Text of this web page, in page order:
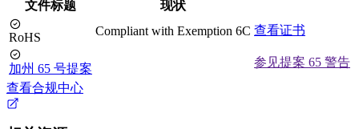
文件标题 现状
RoHS Compliant with Exemption 6C 查看证书
加州 65 号提案
参见提案 65 警告
查看合规中心